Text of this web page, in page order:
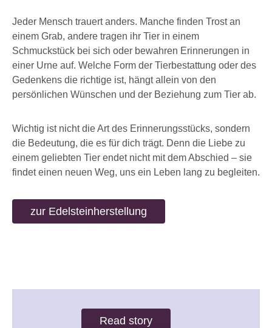
Jeder Mensch trauert anders. Manche finden Trost an
einem Grab, andere tragen ihr Tier in einem
Schmuckstück bei sich oder bewahren Erinnerungen in
einer Urne auf. Welche Form der Tierbestattung oder des
Gedenkens die richtige ist, hängt allein von den
persönlichen Wünschen und der Beziehung zum Tier ab.
Wichtig ist nicht die Art des Erinnerungsstücks, sondern
die Bedeutung, die es für dich trägt. Denn die Liebe zu
einem geliebten Tier endet nicht mit dem Abschied – sie
findet einen neuen Weg, uns ein Leben lang zu begleiten.
zur Edelsteinherstellung
Read story